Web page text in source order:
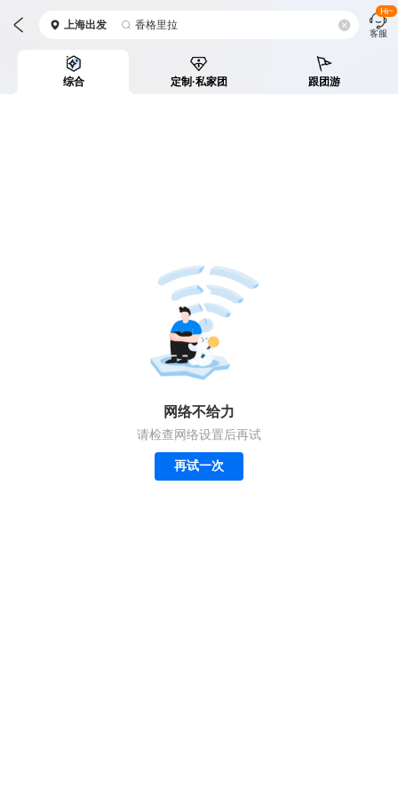
上海出发 香格里拉
客服
Hi~
综合 定制·私家团 跟团游
网络不给力
请检查网络设置后再试
再试一次